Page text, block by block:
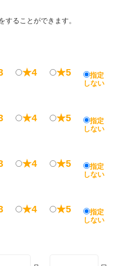
することができます。
★4 ★5
指定
しない
★4 ★5
指定
しない
★4 ★5
指定
しない
★4 ★5
指定
しない